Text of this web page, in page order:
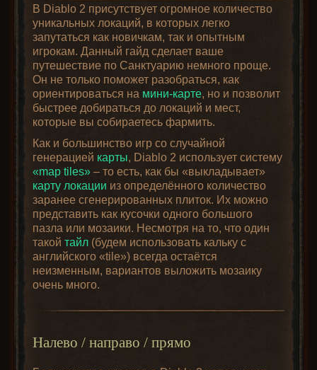
В Diablo 2 присутствует огромное количество
уникальных локаций, в которых легко
запутаться как новичкам, так и опытным
игрокам. Данный гайд сделает ваше
путешествие по Санктуарию немного проще.
Он не только поможет разобраться, как
ориентироваться на мини-карте, но и позволит
быстрее добираться до локаций и мест,
которые вы собираетесь фармить.
Как и большинство игр со случайной
генерацией карты, Diablo 2 использует систему
«map tiles» – то есть, как бы «выкладывает»
карту локации из определённого количество
заранее сгенерированных плиток. Их можно
представить как кусочки одного большого
пазла или мозаики. Несмотря на то, что один
такойтайл (будем использовать кальку с
английского «tile») всегда остаётся
неизменным, вариантов выложить мозаику
очень много.
Налево / направо / прямо